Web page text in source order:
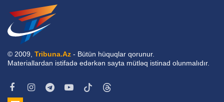
© 2009, Tribuna.Az - Bütün hüquqlar qorunur.
Materiallardan istifadə edərkən sayta mütləq istinad olunmalıdır.